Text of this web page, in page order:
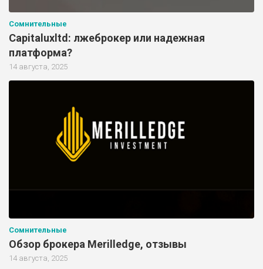
Сомнительные
Capitaluxltd: лжеброкер или надежная
платформа?
14 августа, 2025
Сомнительные
Обзор брокера Merilledge, отзывы
14 августа, 2025